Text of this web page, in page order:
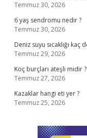
Temmuz 30, 2026
6 yaş sendromu nedir ?
Temmuz 30, 2026
Deniz suyu sıcaklığı
Temmuz 29, 2026
Koç burçları ateşli midir ?
Temmuz 27, 2026
Kazaklar hangi eti yer ?
Temmuz 25, 2026